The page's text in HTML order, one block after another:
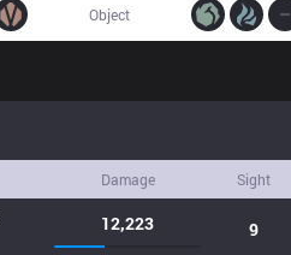
Object
Damage Sight
12,223 9